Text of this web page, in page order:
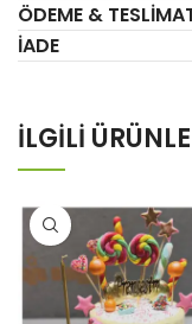
ÖDEME &
İADE
İLGILI